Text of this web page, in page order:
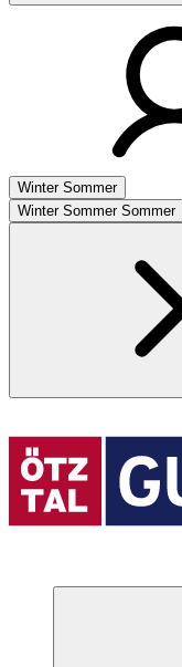
Winter Sommer
Winter Sommer Sommer